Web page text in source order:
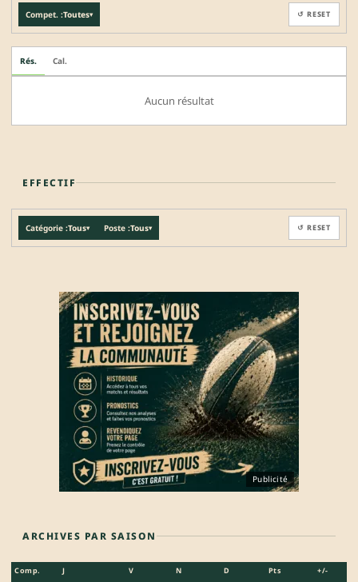
Compet. :Toutes▾ ↺ RESET
Rés. Cal.
Aucun résultat
EFFECTIF
Catégorie :Tous▾ Poste :Tous▾ ↺ RESET
Publicité
ARCHIVES PAR SAISON
Comp. J V N D Pts +/-